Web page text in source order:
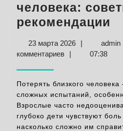
человека:
рекомендации
23 марта 202623
марта
| admin
комментариев
| 07:38
Потерять близкого
сложных испытаний,
Взрослые часто
глубоко дети чувствуют
насколько сложно им